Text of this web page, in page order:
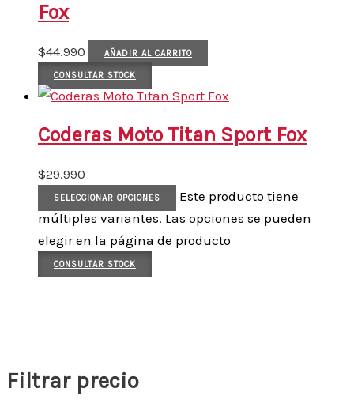
Filtrar precio
Fox
$44.990 AÑADIR AL CARRITO
CONSULTAR STOCK
Coderas Moto Titan Sport Fox
$29.990
SELECCIONAR OPCIONES
Este producto tiene
múltiples variantes. Las opciones se pueden
elegir en la página de producto
CONSULTAR STOCK